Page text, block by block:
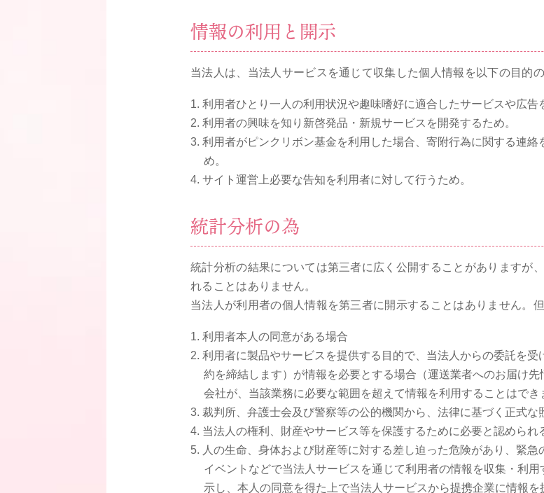
情報の利用と開示
当法人は、当法人サービスを通じて収集した個人情報を以下の目的
利用者ひとり一人の利用状況や趣味嗜好に適合したサービスや広告
利用者の興味を知り新啓発品・新規サービスを開発するため。
利用者がピンクリボン基金を利用した場合、寄附行為に関する連
め。
サイト運営上必要な告知を利用者に対して行うため。
統計分析の為
統計分析の結果については第三者に広く公開することがありますが
れることはありません。
当法人が利用者の個人情報を第三者に開示することはありません。
利用者本人の同意がある場合
利用者に製品やサービスを提供する目的で、当法人からの委託を
約を締結します）が情報を必要とする場合（運送業者へのお届け
会社が、当該業務に必要な範囲を超えて情報を利用することはでき
裁判所、弁護士会及び警察等の公的機関から、法律に基づく正式な
当法人の権利、財産やサービス等を保護するために必要と認められ
人の生命、身体および財産等に対する差し迫った危険があり、緊
イベントなどで当法人サービスを通じて利用者の情報を収集・利
示し、本人の同意を得た上で当法人サービスから提携企業に情報を